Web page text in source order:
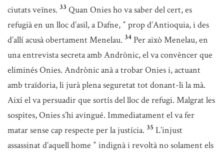
ciutats veïnes. 33 Quan Onies ho va saber del cert, es
refugià en un lloc d’asil, a Dafne, * prop d’Antioquia, i des
d’allí acusà obertament Menelau. 34 Per això Menelau, en
una entrevista secreta amb Andrònic, el va convèncer que
eliminés Onies. Andrònic anà a trobar Onies i, actuant
amb traïdoria, li jurà plena seguretat tot donant-li la mà.
Així el va persuadir que sortís del lloc de refugi. Malgrat les
sospites, Onies s’hi avingué. Immediatament el va fer
matar sense cap respecte per la justícia. 35 L’injust
assassinat d’aquell home * indignà i revoltà no solament els